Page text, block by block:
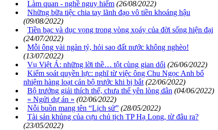
Làm quan - nghề nguy hiểm (26/08/2022)
Những bữa tiệc chia tay lãnh đạo vô tiền khoáng hậu
(09/08/2022)
Tiền bạc và dục vọng trong vòng xoáy của đời sống hiện đại
(24/07/2022)
Mỗi ông vài ngàn tỷ, hỏi sao đất nước không nghèo!
(13/07/2022)
Vụ Việt Á: những lời thề… tột cùng gian dối (26/06/2022)
Kiểm soát quyền lực: nghĩ từ việc ông Chu Ngọc Anh bổ
nhiệm hàng loạt cán bộ trước khi bị bắt (22/06/2022)
Bộ trưởng giải thích thế, chưa thể yên lòng dân (04/06/2022)
« Ngửi dự án » (02/06/2022)
Nỗi buồn mang tên “Lịch sử” (28/05/2022)
Tài sản khủng của cựu chủ tịch TP Hạ Long, từ đâu ra?
(23/05/2022)